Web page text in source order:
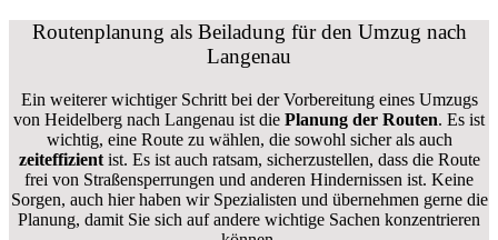
Routenplanung als Beiladung für den Umzug nach
Langenau
Ein weiterer wichtiger Schritt bei der Vorbereitung eines Umzugs
von Heidelberg nach Langenau ist die Planung der Routen. Es ist
wichtig, eine Route zu wählen, die sowohl sicher als auch
zeiteffizientist. Es ist auch ratsam, sicherzustellen, dass die Route
frei von Straßensperrungen und anderen Hindernissen ist. Keine
Sorgen, auch hier haben wir Spezialisten und übernehmen gerne die
Planung, damit Sie sich auf andere wichtige Sachen konzentrieren